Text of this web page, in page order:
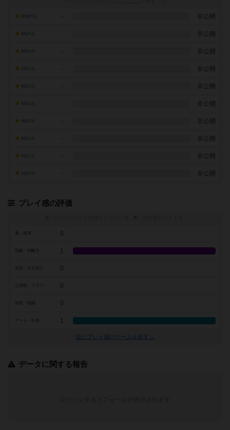
- 非公開
- 非公開
- 非公開
7点の人 - 非公開
- 非公開
- 非公開
- 非公開
- 非公開
- 非公開
- 非公開
プレイ感の評価
※
0
戦略・判断力 1
0
0
0
アート・外見 1
似たプレイ感のゲームを探す→
データに関する報告